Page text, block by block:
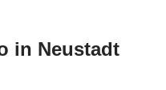
in Neustadt